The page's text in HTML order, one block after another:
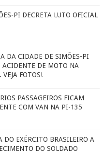
PI DECRETA LUTO OFICIAL
DA CIDADE DE SIMÕES-PI
ACIDENTE DE MOTO NA
FOTOS!
PASSAGEIROS FICAM
COM VAN NA PI-135
DO EXÉRCITO BRASILEIRO A
DO SOLDADO